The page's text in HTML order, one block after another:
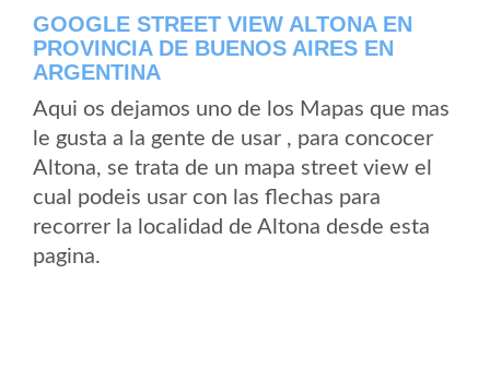
GOOGLE STREET VIEW ALTONA EN
PROVINCIA DE BUENOS AIRES EN
ARGENTINA
Aqui os dejamos uno de los Mapas que mas
le gusta a la gente de usar , para concocer
Altona, se trata de un mapa street view el
cual podeis usar con las flechas para
recorrer la localidad de Altona desde esta
pagina.